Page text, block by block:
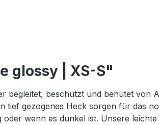
glossy | XS-S"
beschützt und behütet von
gezogenes Heck sorgen für das
wenn es dunkel ist. Unsere